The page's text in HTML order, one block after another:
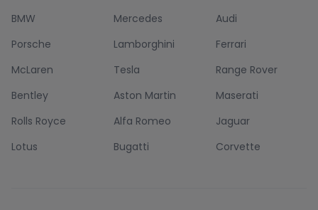
BMW Mercedes
Audi
Porsche
Lamborghini
Ferrari
McLaren
Tesla
Range Rover
Bentley
Aston Martin
Maserati
Rolls Royce
Alfa Romeo
Jaguar
Lotus
Bugatti Corvette